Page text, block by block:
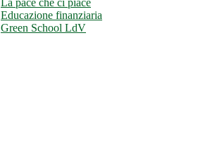
La pace che ci piace
Educazione finanziaria
Green School LdV